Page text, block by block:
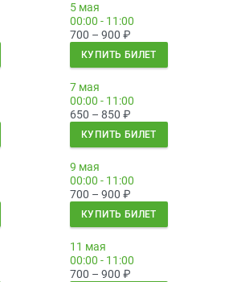
5 мая
00:00 - 11:00
700 – 900 ₽
КУПИТЬ БИЛЕТ
7 мая
00:00 - 11:00
650 – 850 ₽
КУПИТЬ БИЛЕТ
9 мая
00:00 - 11:00
700 – 900 ₽
КУПИТЬ БИЛЕТ
11 мая
00:00 - 11:00
700 – 900 ₽